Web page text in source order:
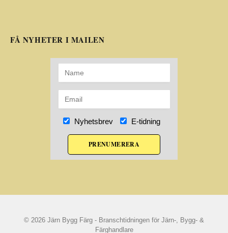
FÅ NYHETER I MAILEN
Nyhetsbrev E-tidning
PRENUMERERA
© 2026 Järn Bygg Färg - Branschtidningen för Järn-, Bygg- &
Färghandlare